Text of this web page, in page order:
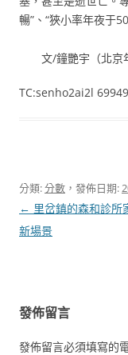
暢”、“狹小率年夜于
文/鐘艷宇（北京
TC:senho2ai2l
分類:分數 ，發佈日期:
文
章
← 里岔鎮的森和診所
新場景
發佈留言
發佈留言必須填寫的